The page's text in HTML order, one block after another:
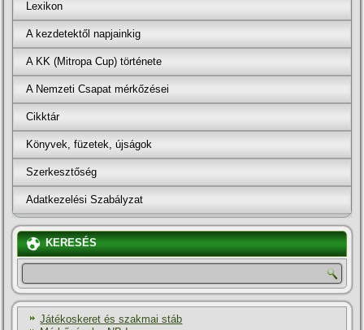
Lexikon
A kezdetektől napjainkig
A KK (Mitropa Cup) története
A Nemzeti Csapat mérkőzései
Cikktár
Könyvek, füzetek, újságok
Szerkesztőség
Adatkezelési Szabályzat
KERESÉS
Játékoskeret és szakmai stáb